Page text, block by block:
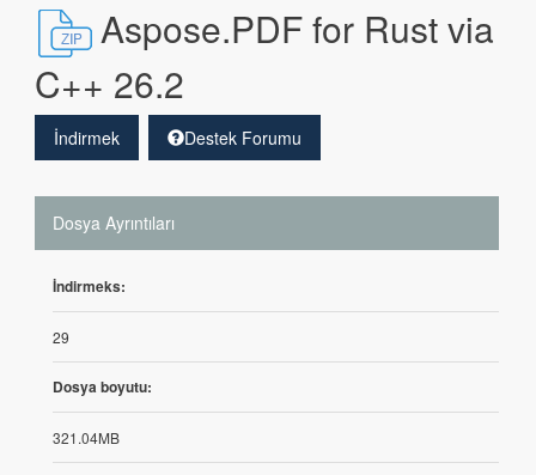
Aspose.PDF for Rust via
C++ 26.2
İndirmek Destek Forumu
Dosya Ayrıntıları
İndirmeks:
29
Dosya boyutu:
321.04MB